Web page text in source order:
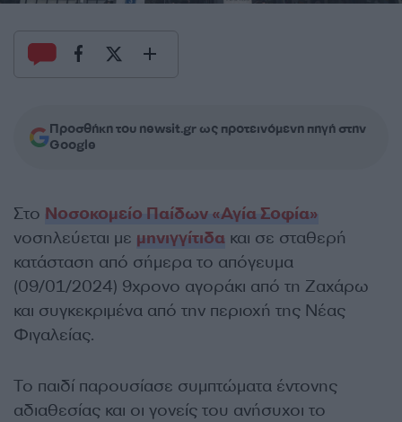
Προσθήκη του newsit.gr ως προτεινόμενη πηγή στην
Google
Στο Νοσοκομείο Παίδων «Αγία Σοφία»
νοσηλεύεται με μηνιγγίτιδα και σε σταθερή
κατάσταση από σήμερα το απόγευμα
(09/01/2024) 9χρονο αγοράκι από τη Ζαχάρω
και συγκεκριμένα από την περιοχή της Νέας
Φιγαλείας.
Το παιδί παρουσίασε συμπτώματα έντονης
αδιαθεσίας και οι γονείς του ανήσυχοι το